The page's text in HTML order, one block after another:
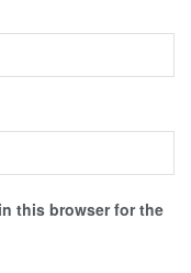
this browser for the